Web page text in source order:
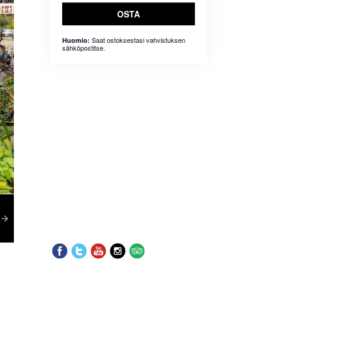
OSTA
Huomio: Saat ostoksestasi vahvistuksen
sähköpostitse.